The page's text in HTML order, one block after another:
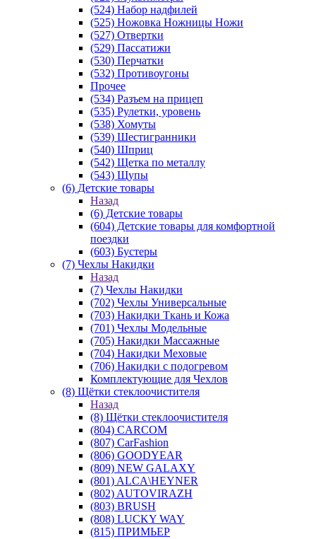
(524) Набор надфилей
(525) Ножовка Ножницы Ножи
(527) Отвертки
(529) Пассатижи
(530) Перчатки
(532) Противоугоны
Прочее
(534) Разъем на прицеп
(535) Рулетки, уровень
(538) Хомуты
(539) Шестигранники
(540) Шприц
(542) Щетка по металлу
(543) Щупы
(6) Детские товары
Назад
(6) Детские товары
(604) Детские товары для комфортной
поездки
(603) Бустеры
(7) Чехлы Накидки
Назад
(7) Чехлы Накидки
(702) Чехлы Универсальные
(703) Накидки Ткань и Кожа
(701) Чехлы Модельные
(705) Накидки Массажные
(704) Накидки Меховые
(706) Накидки с подогревом
Комплектующие для Чехлов
(8) Щётки стеклоочистителя
Назад
(8) Щётки стеклоочистителя
(804) CARCOM
(807) CarFashion
(806) GOODYEAR
(809) NEW GALAXY
(801) ALCA\HEYNER
(802) AUTOVIRAZH
(803) BRUSH
(808) LUCKY WAY
(815) ПРИМЬЕР